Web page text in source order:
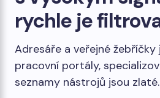
rychle je
Adresáře a veřejné žebříčky
pracovní portály,
seznamy nástrojů jsou zlaté.